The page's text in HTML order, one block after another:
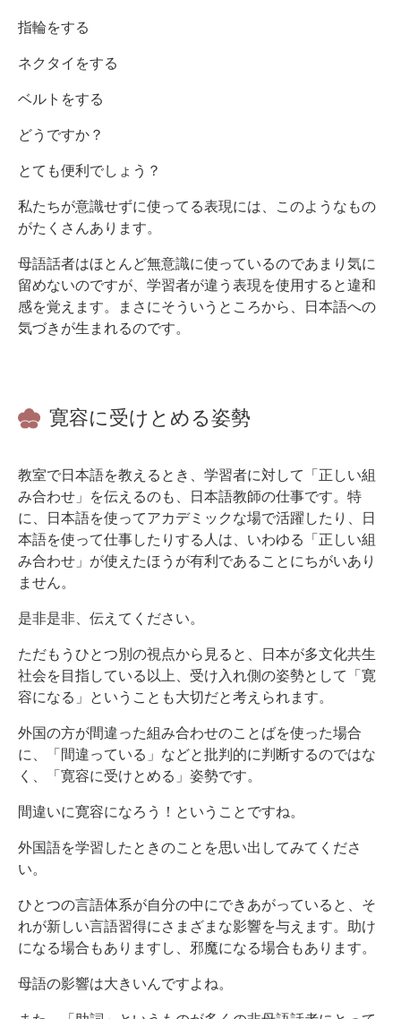
指輪をする
ネクタイをする
ベルトをする
どうですか？
とても便利でしょう？
私たちが意識せずに使ってる表現には、このようなもの
がたくさんあります。
母語話者はほとんど無意識に使っているのであまり気に
留めないのですが、学習者が違う表現を使用すると違和
感を覚えます。まさにそういうところから、日本語への
気づきが生まれるのです。
寛容に受けとめる姿勢
教室で日本語を教えるとき、学習者に対して「正しい組
み合わせ」を伝えるのも、日本語教師の仕事です。特
に、日本語を使ってアカデミックな場で活躍したり、日
本語を使って仕事したりする人は、いわゆる「正しい組
み合わせ」が使えたほうが有利であることにちがいあり
ません。
是非是非、伝えてください。
ただもうひとつ別の視点から見ると、日本が多文化共生
社会を目指している以上、受け入れ側の姿勢として「寛
容になる」ということも大切だと考えられます。
外国の方が間違った組み合わせのことばを使った場合
に、「間違っている」などと批判的に判断するのではな
く、「寛容に受けとめる」姿勢です。
間違いに寛容になろう！ということですね。
外国語を学習したときのことを思い出してみてくださ
い。
ひとつの言語体系が自分の中にできあがっていると、そ
れが新しい言語習得にさまざまな影響を与えます。助け
になる場合もありますし、邪魔になる場合もあります。
母語の影響は大きいんですよね。